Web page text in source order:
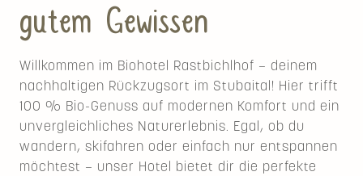
gutem Gewissen
Willkommen im Biohotel Rastbichlhof – deinem
nachhaltigen Rückzugsort im Stubaital! Hier trifft
100 % Bio-Genuss auf modernen Komfort und ein
unvergleichliches Naturerlebnis. Egal, ob du
wandern, skifahren oder einfach nur entspannen
möchtest – unser Hotel bietet dir die perfekte